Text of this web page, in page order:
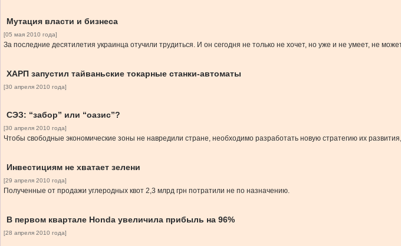
Мутация власти и бизнеса
[05 мая 2010 года]
За последние десятилетия украинца отучили трудиться. И он сегодня не только не хочет, но уже и не умеет, не
ХАРП запустил тайваньские токарные станки-автоматы
[30 апреля 2010 года]
СЭЗ: “забор” или “оазис”?
[30 апреля 2010 года]
Чтобы свободные экономические зоны не навредили стране, необходимо разработать новую стратегию их
Инвестициям не хватает зелени
[29 апреля 2010 года]
Полученные от продажи углеродных квот 2,3 млрд грн потратили не по назначению.
В первом квартале Honda увеличила прибыль на 96%
[28 апреля 2010 года]